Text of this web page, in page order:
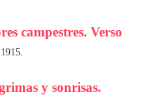
campestres. Verso
y sonrisas.